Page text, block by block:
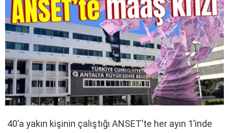
40’a yakın kişinin çalıştığı ANSET’te her ayın 1’inde